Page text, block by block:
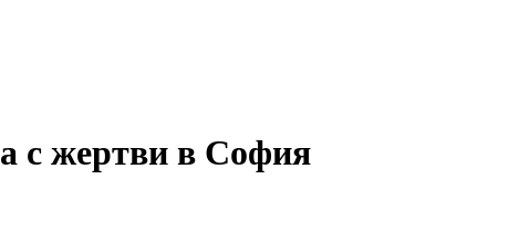
с жертви в София